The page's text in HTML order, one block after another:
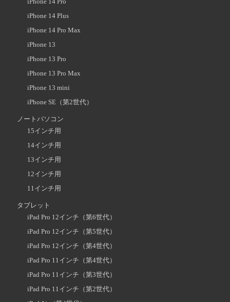
iPhone 14 Pro
iPhone 14 Plus
iPhone 14 Pro Max
iPhone 13
iPhone 13 Pro
iPhone 13 Pro Max
iPhone 13 mini
iPhone SE（第2世代）
ノートパソコン
15インチ用
14インチ用
13インチ用
12インチ用
11インチ用
タブレット
iPad Pro 12インチ（第6世代）
iPad Pro 12インチ（第5世代）
iPad Pro 12インチ（第4世代）
iPad Pro 11インチ（第4世代）
iPad Pro 11インチ（第3世代）
iPad Pro 11インチ（第2世代）